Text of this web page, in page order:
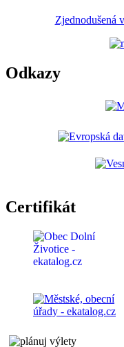
Zjednodušená
Odkazy
Certifikát